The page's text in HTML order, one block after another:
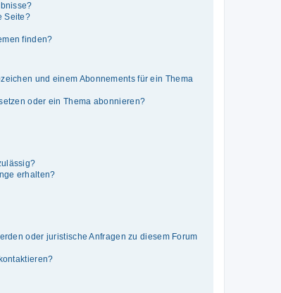
Seite?
finden?
und einem Abonnements für ein Thema
oder ein Thema abonnieren?
erhalten?
oder juristische Anfragen zu diesem Forum